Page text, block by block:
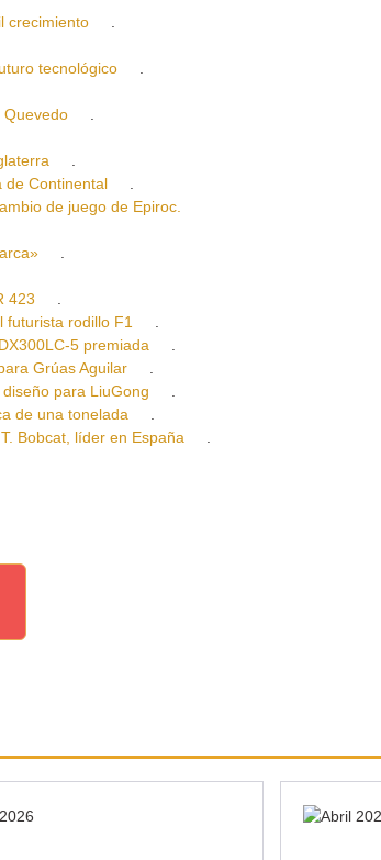
crecimiento
.
tecnológico
.
Quevedo
.
.
de Continental
.
de juego de Epiroc.
.
423
.
futurista rodillo F1
.
5 premiada
.
Grúas Aguilar
.
diseño para LiuGong
.
de una tonelada
.
Bobcat, líder en España
.